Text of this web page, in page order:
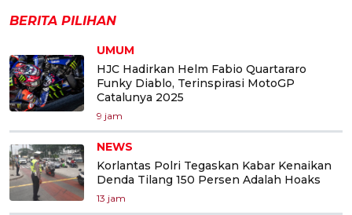
BERITA PILIHAN
UMUM
HJC Hadirkan Helm Fabio Quartararo
Funky Diablo, Terinspirasi MotoGP
Catalunya 2025
9 jam
NEWS
Korlantas Polri Tegaskan Kabar Kenaikan
Denda Tilang 150 Persen Adalah Hoaks
13 jam